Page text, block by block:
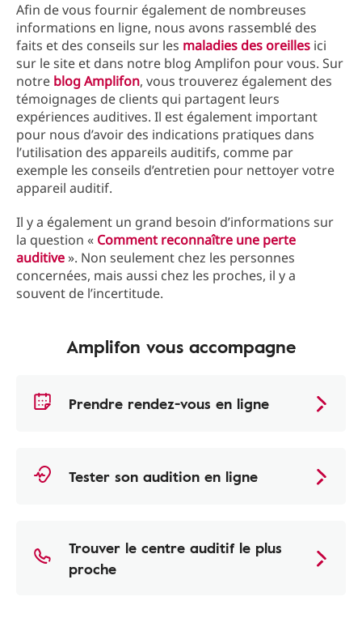
Afin de vous fournir également de nombreuses
informations en ligne, nous avons rassemblé des
faits et des conseils sur les maladies des oreilles ici
sur le site et dans notre blog Amplifon pour vous. Sur
notre blog Amplifon, vous trouverez également des
témoignages de clients qui partagent leurs
expériences auditives. Il est également important
pour nous d’avoir des indications pratiques dans
l’utilisation des appareils auditifs, comme par
exemple les conseils d’entretien pour nettoyer votre
appareil auditif.
Il y a également un grand besoin d’informations sur
la question « Comment reconnaître une perte
auditive». Non seulement chez les personnes
concernées, mais aussi chez les proches, il y a
souvent de l’incertitude.
Amplifon vous accompagne
Prendre rendez-vous en ligne
Tester son audition en ligne
Trouver le centre auditif le plus
proche